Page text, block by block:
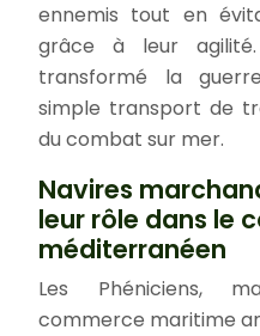
ennemis tout en
grâce à leur
transformé la
simple transport de
du combat sur mer.
Navires
leur rôle dans le
méditerranéen
Les Phéniciens,
commerce maritime